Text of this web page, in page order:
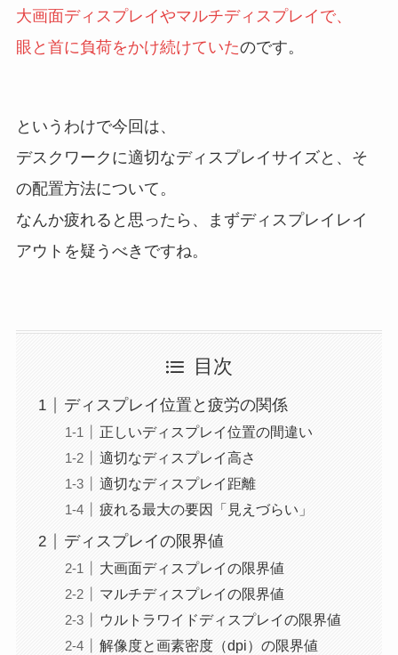
大画面ディスプレイやマルチディスプレイで、
眼と首に負荷をかけ続けていたのです。
というわけで今回は、
デスクワークに適切なディスプレイサイズと、そ
の配置方法について。
なんか疲れると思ったら、まずディスプレイレイ
アウトを疑うべきですね。
目次
ディスプレイ位置と疲労の関係
正しいディスプレイ位置の間違い
適切なディスプレイ高さ
適切なディスプレイ距離
疲れる最大の要因「見えづらい」
ディスプレイの限界値
大画面ディスプレイの限界値
マルチディスプレイの限界値
ウルトラワイドディスプレイの限界値
解像度と画素密度（dpi）の限界値